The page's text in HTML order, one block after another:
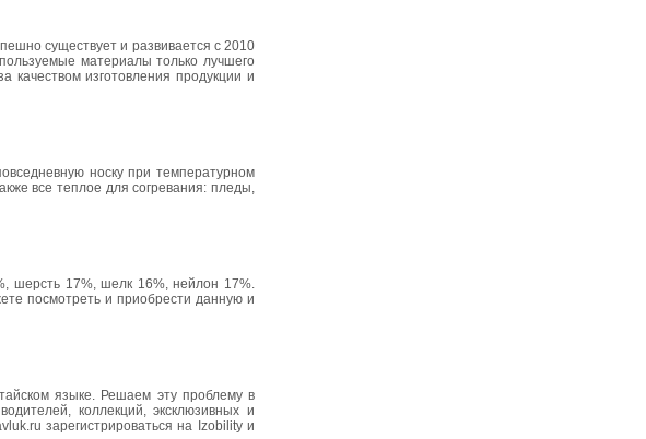
существует и развивается с 2010
материалы только лучшего
качеством изготовления продукции и
носку при температурном
все теплое для согревания: пледы,
шерсть 17%, шелк 16%, нейлон 17%.
посмотреть и приобрести данную и
языке. Решаем эту проблему в
коллекций, эксклюзивных и
зарегистрироваться на Izobility и